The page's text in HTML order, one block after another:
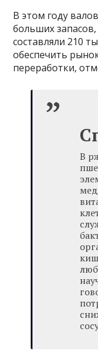
В этом году
больших
составляли 210
обеспечить
переработки,
В